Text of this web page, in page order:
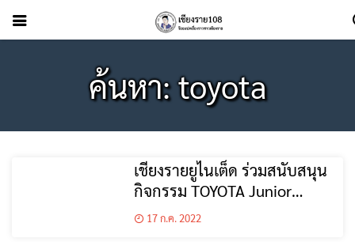
ค้นหา: toyota
เชียงรายยูไนเต็ด ร่วมสนับสนุน
กิจกรรม TOYOTA Junior
Football Clinic 2022
17 ก.ค. 2022